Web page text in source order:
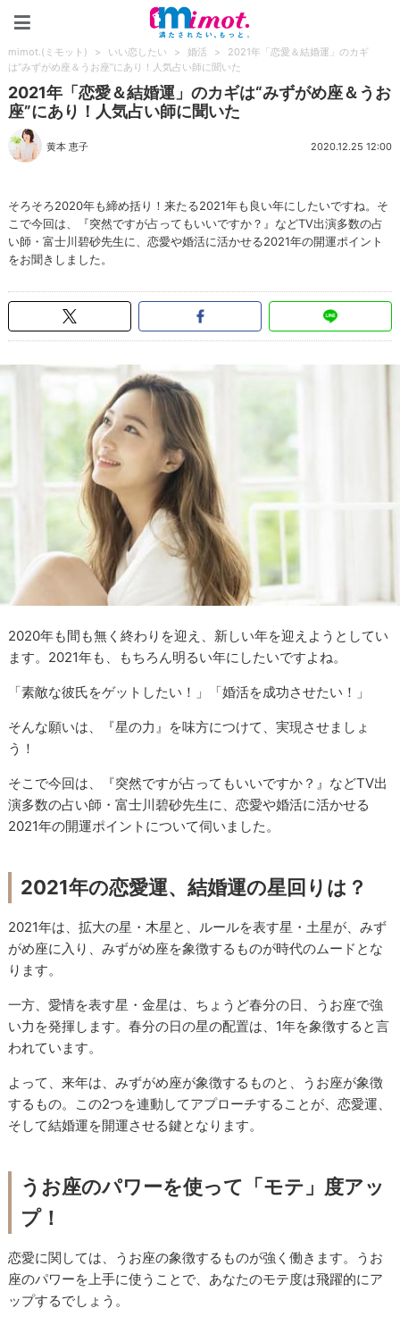
mimot.(ミモット) > いい恋したい > 婚活 >
2021年「恋愛＆結婚運」のカギ
は“みずがめ座＆うお座”にあり！人気占い師に聞いた
2021年「恋愛＆結婚運」のカギは“みずがめ座＆うお
座”にあり！人気占い師に聞いた
黄本 恵子 2020.12.25 12:00
そろそろ2020年も締め括り！来たる2021年も良い年にしたいですね。そ
こで今回は、『突然ですが占ってもいいですか？』などTV出演多数の占
い師・富士川碧砂先生に、恋愛や婚活に活かせる2021年の開運ポイント
をお聞きしました。
2020年も間も無く終わりを迎え、新しい年を迎えようとしてい
ます。 2021年も、もちろん明るい年にしたいですよね。
「素敵な彼氏をゲットしたい！」 「婚活を成功させたい！」
そんな願いは、『星の力』を味方につけて、実現させましょ
う！
そこで今回は、『突然ですが占ってもいいですか？』などTV出
演多数の占い師・富士川碧砂先生に、恋愛や婚活に活かせる
2021年の開運ポイントについて伺いました。
2021年の恋愛運、結婚運の星回りは？
2021年は、拡大の星・木星と、ルールを表す星・土星が、みず
がめ座に入り、みずがめ座を象徴するものが時代のムードとな
ります。
一方、愛情を表す星・金星は、ちょうど春分の日、うお座で強
い力を発揮します。春分の日の星の配置は、 1年を象徴すると言
われています。
よって、来年は、みずがめ座が象徴するものと、うお座が象徴
するもの。
この2つを連動してアプローチすることが、恋愛運、
そして結婚運を開運させる鍵となります。
うお座のパワーを使って「モテ」度アッ
プ！
恋愛に関しては、うお座の象徴するものが強く働きます。
うお
座のパワーを上手に使うことで、あなたのモテ度は飛躍的にア
ップするでしょう。